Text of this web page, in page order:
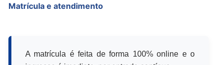
Matrícula e atendimento
A matrícula é feita de forma 100% online e o